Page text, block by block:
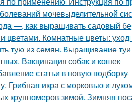
мочевыделительной
—, как выращивать садовый
цветами. Комнатные цветы:
тую из семян. Выращивание
Вакцинация собак и кошек
статьи в новую подборку
Грибная икра с морковью и
крупномеров зимой. Зимняя